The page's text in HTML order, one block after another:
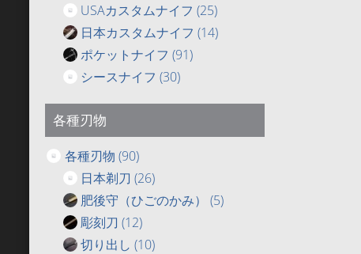
USAカスタムナイフ (25)
日本カスタムナイフ (14)
ポケットナイフ (91)
シースナイフ (30)
各種刃物
各種刃物 (90)
日本剃刀 (26)
肥後守（ひごのかみ） (5)
彫刻刀 (12)
切り出し (10)